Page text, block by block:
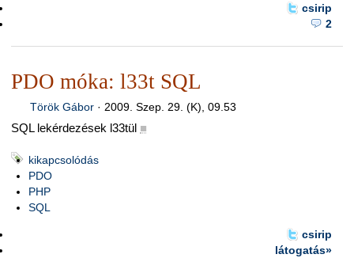
csirip
2
PDO móka: l33t SQL
Török Gábor· 2009. Szep. 29. (K), 09.53
SQL lekérdezések l33tül ■
kikapcsolódás
PDO
PHP
SQL
csirip
látogatás»